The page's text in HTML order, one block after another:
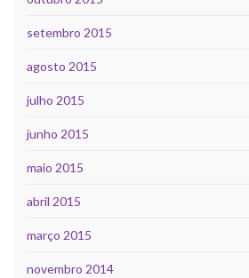
setembro 2015
agosto 2015
julho 2015
junho 2015
maio 2015
abril 2015
março 2015
novembro 2014